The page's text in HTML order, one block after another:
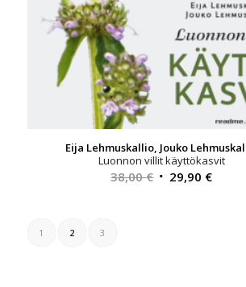
Eija Lehmuskallio, Jouko
Luonnon villit käyttökasvit
38,00€ Alkuperäinen
29,90 €
1 2 3